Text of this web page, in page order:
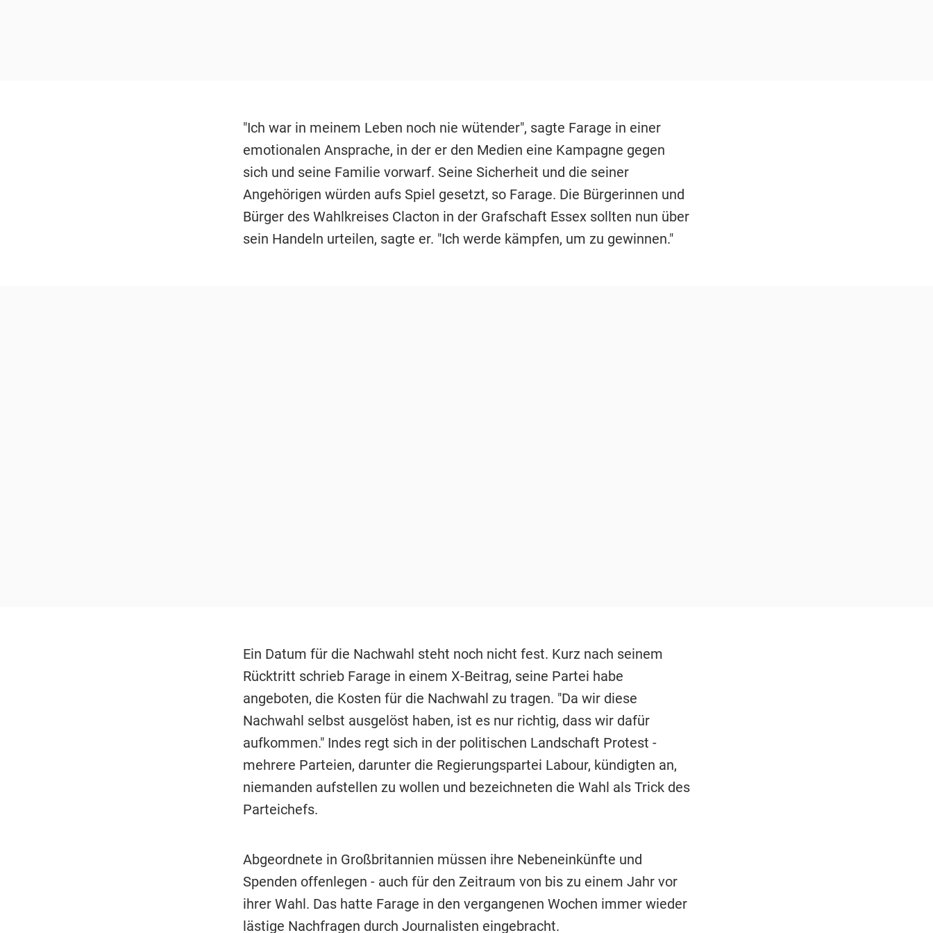
"Ich war in meinem Leben noch nie wütender", sagte Farage in einer
emotionalen Ansprache, in der er den Medien eine Kampagne gegen
sich und seine Familie vorwarf. Seine Sicherheit und die seiner
Angehörigen würden aufs Spiel gesetzt, so Farage. Die Bürgerinnen und
Bürger des Wahlkreises Clacton in der Grafschaft Essex sollten nun über
sein Handeln urteilen, sagte er. "Ich werde kämpfen, um zu gewinnen."
Ein Datum für die Nachwahl steht noch nicht fest. Kurz nach seinem
Rücktritt schrieb Farage in einem X-Beitrag, seine Partei habe
angeboten, die Kosten für die Nachwahl zu tragen. "Da wir diese
Nachwahl selbst ausgelöst haben, ist es nur richtig, dass wir dafür
aufkommen." Indes regt sich in der politischen Landschaft Protest -
mehrere Parteien, darunter die Regierungspartei Labour, kündigten an,
niemanden aufstellen zu wollen und bezeichneten die Wahl als Trick des
Parteichefs.
Abgeordnete in Großbritannien müssen ihre Nebeneinkünfte und
Spenden offenlegen - auch für den Zeitraum von bis zu einem Jahr vor
ihrer Wahl. Das hatte Farage in den vergangenen Wochen immer wieder
lästige Nachfragen durch Journalisten eingebracht.